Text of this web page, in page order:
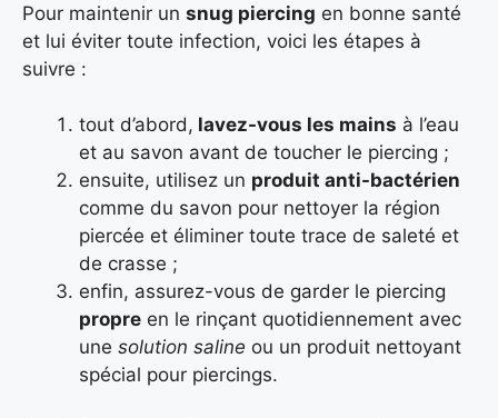
Pour maintenir un snug piercing en bonne santé
et lui éviter toute infection, voici les étapes à
suivre :
tout d’abord, lavez-vous les mains à l’eau
et au savon avant de toucher le piercing ;
ensuite, utilisez un produit anti-bactérien
comme du savon pour nettoyer la région
piercée et éliminer toute trace de saleté et
de crasse ;
enfin, assurez-vous de garder le piercing
propre en le rinçant quotidiennement avec
une solution saline ou un produit nettoyant
spécial pour piercings.